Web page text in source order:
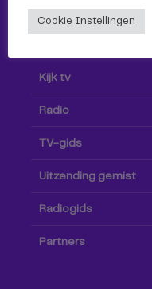
Kijk tv
Radio
TV-gids
Uitzending gemist
Radiogids
Partners
Cookie Instellingen